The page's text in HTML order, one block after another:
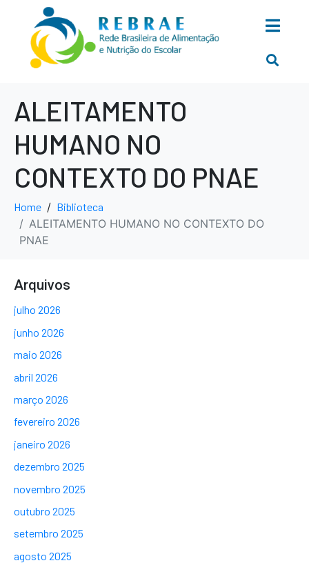
ALEITAMENTO
HUMANO NO
CONTEXTO DO PNAE
Home Biblioteca
ALEITAMENTO HUMANO NO CONTEXTO DO
PNAE
Arquivos
julho 2026
junho 2026
maio 2026
abril 2026
março 2026
fevereiro 2026
janeiro 2026
dezembro 2025
novembro 2025
outubro 2025
setembro 2025
agosto 2025